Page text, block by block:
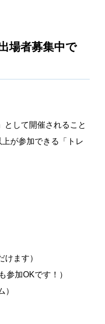
場者募集中で
として開催されること
が参加できる「トレ
ます）
加OKです！）